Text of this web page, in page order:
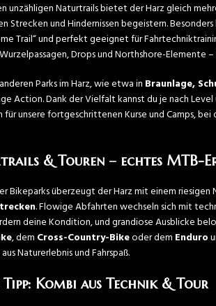
unzähligen Naturtrails bietet der Harz gleich
Strecken und Hindernissen begeistern.
Trail“ und perfekt geeignet für
Drops und Northshore-Elemente
Parks im Harz, wie etwa in Braunlage,
Action. Dank der Vielfalt kannst du je nach
für unsere fortgeschrittenen Kurse und Camps,
& Touren – echtes MTB-
Bikeparks überzeugt der Harz mit einem riesigen
. Flowige Abfahrten wechseln sich mit
deine Kondition, und grandiose Ausblicke
, dem Cross-Country-Bikeoder dem Enduro
Naturerlebnis und Fahrspaß.
Tipp: Kombi aus Technik & Tour